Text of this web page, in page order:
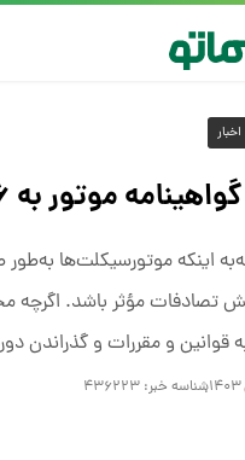
اخبار
موتور به ۱۶ سال رسید
اینکه موتورسیکلت‌ها
تصادفات مؤثر باشد. اگرچه
قوانین و مقررات و گذراندن
شناسه خبر: ۴۳۶۲۲۳